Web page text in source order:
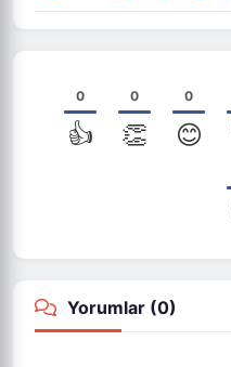
0
👍
0
👏
0
😊
Yorumlar (0)